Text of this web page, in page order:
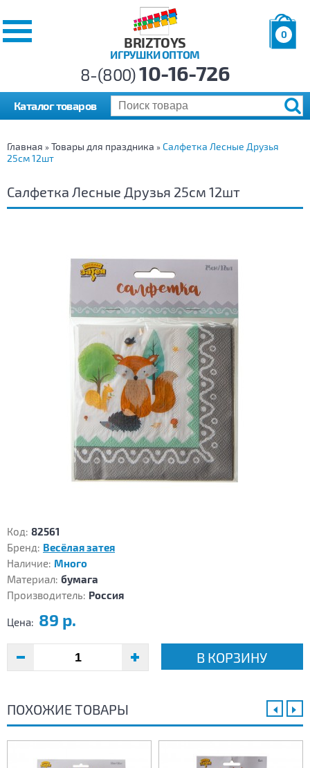
BRIZTOYS
ИГРУШКИ ОПТОМ
0
р.
8-(800)10-16-726
Каталог товаров
Главная » Товары для праздника » Салфетка Лесные Друзья
25см 12шт
Салфетка Лесные Друзья 25см 12шт
Код: 82561
Бренд: Весёлая затея
Наличие: Много
Материал: бумага
Производитель: Россия
Цена: 89 р.
В КОРЗИНУ
ПОХОЖИЕ ТОВАРЫ